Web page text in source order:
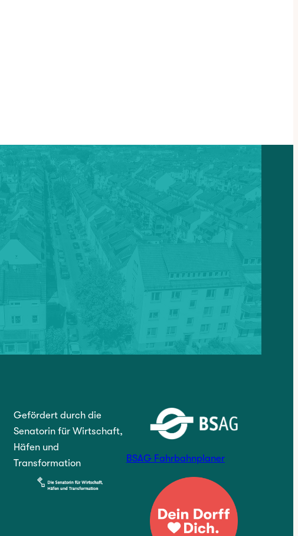
Gefördert durch die
Senatorin für Wirtschaft,
Häfen und
Transformation
BSAG Fahrbahnplaner